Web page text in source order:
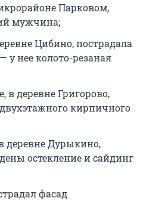
Парковом,
мужчина;
Цибино, пострадала
у нее колото-резаная
в деревне Григорово,
кирпичного
деревне Дурыкино,
остекление и сайдинг
фасад